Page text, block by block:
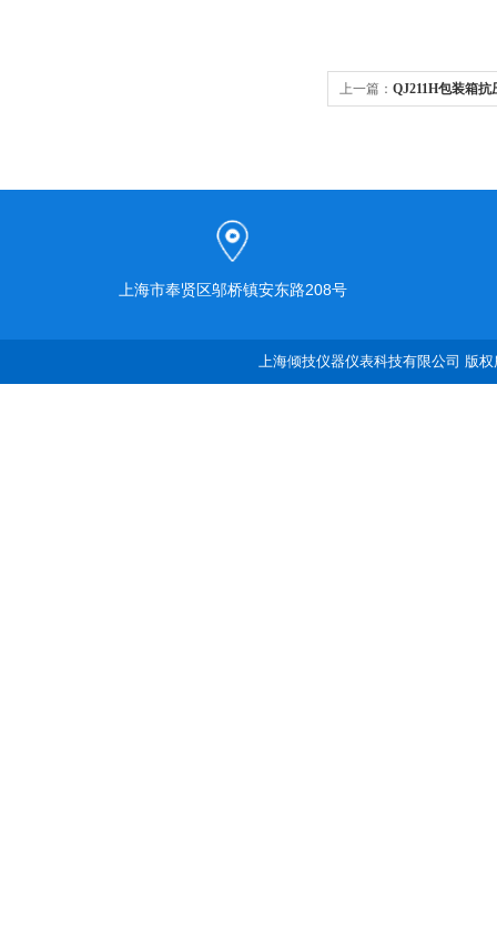
上一篇： QJ211H包装箱抗
上海市奉贤区邬桥镇安东路208号
上海倾技仪器仪表科技有限公司 版